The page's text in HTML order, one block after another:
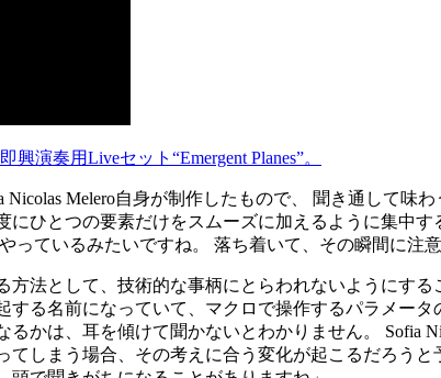
興演奏用Liveセット“Emergent Planes”。
Nicolas Melero自身が制作したもので、 聞き通して
にひとつの要素だけをスムーズに加えるように集中
っているみたいですね。 落ち着いて、その瞬間に注
方法として、技術的な事柄にとらわれないようにす
する名前になっていて、マクロで操作するパラメー
るかは、耳を傾けて聞かないとわかりません。 Sofia
てしまう場合、その考えに合う変化が起こるだろう